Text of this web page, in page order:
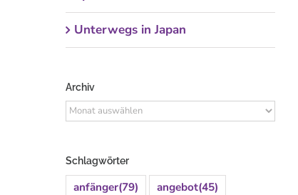
Unterwegs in Japan
Archiv
Archiv
Schlagwörter
anfänger(79) angebot(45)